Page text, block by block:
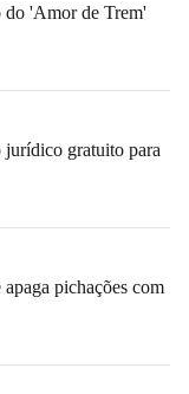
do 'Amor de Trem'
jurídico gratuito para
pichações com